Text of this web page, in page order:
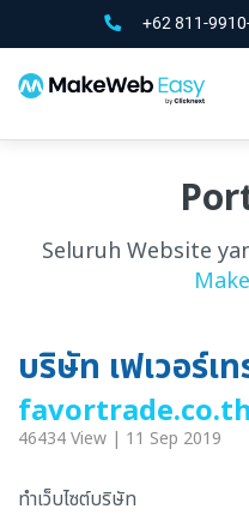
+62 811-
Seluruh Website
บริษัท เฟเวอร์เ
favortrade.co.th
46434 View | 11 Sep 2019
ทำเว็บไซต์บริษัท